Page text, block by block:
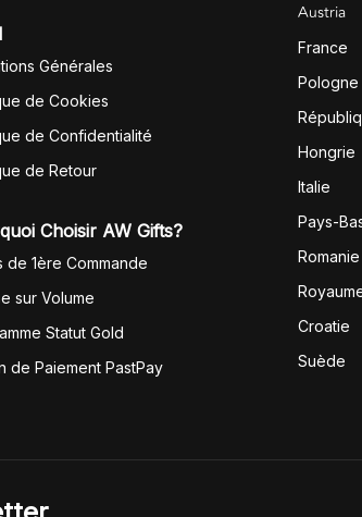
Générales
de Cookies
de Confidentialité
de Retour
Choisir AW Gifts?
de 1ère Commande
sur Volume
Statut Gold
de Paiement PastPay
Austria
France
Pologne
Hongrie
Italie
Pays-
Romanie
Croatie
Suède